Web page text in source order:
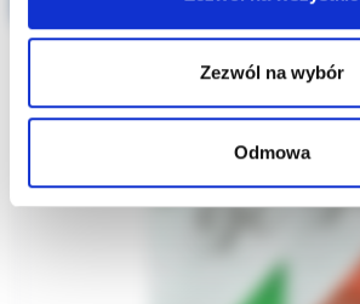
Zezwól na wybór
Odmowa